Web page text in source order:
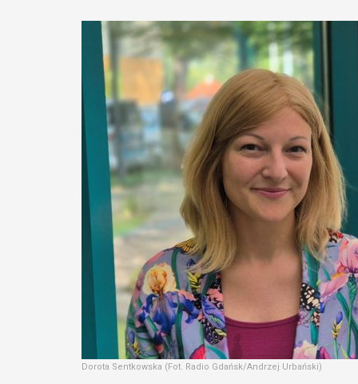
Dorota Sentkowska (Fot. Radio Gdańsk/Andrzej Urbański)